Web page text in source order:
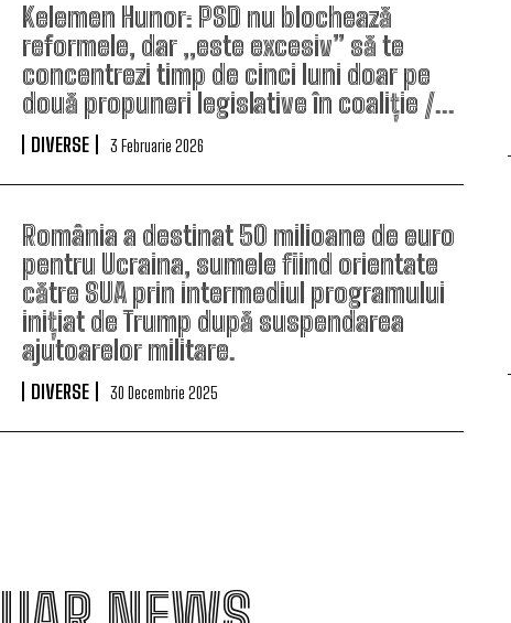
Kelemen Hunor: PSD nu blochează
reformele, dar „este excesiv” să te
concentrezi timp de cinci luni doar pe
două propuneri legislative în coaliție /...
DIVERSE 3 Februarie 2026
România a destinat 50 milioane de euro
pentru Ucraina, sumele fiind orientate
către SUA prin intermediul programului
inițiat de Trump după suspendarea
ajutoarelor militare.
DIVERSE 30 Decembrie 2025